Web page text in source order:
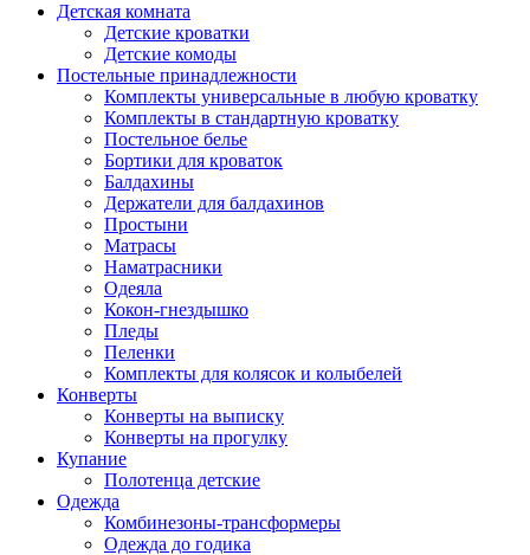
Детскaя комнaтa
Детские кроватки
Детские комоды
Постельные принaдлежности
Комплекты универсальные в любую кроватку
Комплекты в стандартную кровaтку
Постельное белье
Бортики для кроваток
Балдахины
Держатели для балдахинов
Простыни
Матрасы
Наматрасники
Одеяла
Кокон-гнездышко
Пледы
Пеленки
Комплекты для колясок и колыбелей
Конверты
Конверты на выписку
Конверты на прогулку
Купание
Полотенца детские
Одежда
Комбинезоны-трансформеры
Одежда до годика